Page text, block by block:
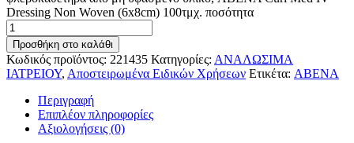
Dressing Non Woven (6x8cm) 100τμχ. ποσότητα
Προσθήκη στο καλάθι
Κωδικός προϊόντος: 221435 Κατηγορίες: ΑΝΑΛΩΣΙΜΑ
ΙΑΤΡΕΙΟΥ, Αποστειρωμένα Ειδικών Χρήσεων Ετικέτα: ABENA
Περιγραφή
Επιπλέον πληροφορίες
Αξιολογήσεις (0)